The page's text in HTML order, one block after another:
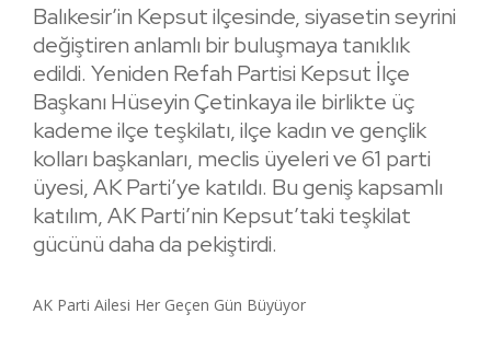
Balıkesir’in Kepsut ilçesinde, siyasetin seyrini
değiştiren anlamlı bir buluşmaya tanıklık
edildi. Yeniden Refah Partisi Kepsut İlçe
Başkanı Hüseyin Çetinkaya ile birlikte üç
kademe ilçe teşkilatı, ilçe kadın ve gençlik
kolları başkanları, meclis üyeleri ve 61 parti
üyesi, AK Parti’ye katıldı. Bu geniş kapsamlı
katılım, AK Parti’nin Kepsut’taki teşkilat
gücünü daha da pekiştirdi.
AK Parti Ailesi Her Geçen Gün Büyüyor